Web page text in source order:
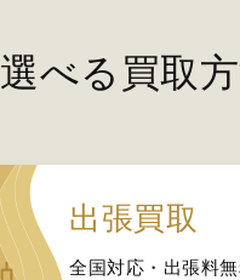
選べる買取
出張買取
全国対応・出張料無